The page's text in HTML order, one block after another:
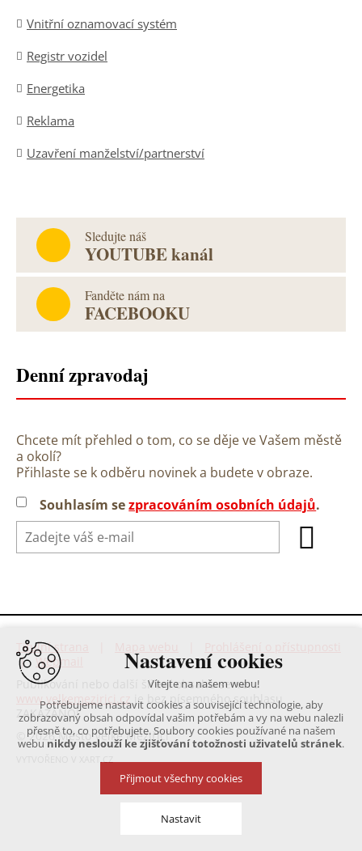
Vnitřní oznamovací systém
Registr vozidel
Energetika
Reklama
Uzavření manželství/partnerství
Sledujte náš
YOUTUBE kanál
Fanděte nám na
FACEBOOKU
Denní zpravodaj
Chcete mít přehled o tom, co se děje ve Vašem městě
a okolí?
Přihlaste se k odběru novinek a budete v obraze.
Souhlasím sezpracováním osobních údajů.
Titulní strana
|Webmail
Publikování nebo další šíření obsahu serveru
www.velkemezirici.cz
je bez písemného souhlasu
ZAKÁZÁNO!
© 2026 Město Velké Meziříčí
VYTVOŘENO V XART.CZ
Nastavení cookies
Vítejte na našem webu!
Potřebujeme nastavit cookies a související technologie, aby
zobrazovaný obsah odpovídal vašim potřebám a vy na webu nalezli
přesně to, co potřebujete. Soubory cookies používané na našem
webu nikdy neslouží ke zjišťování totožnosti uživatelů stránek.
Přijmout všechny cookies
Nastavit